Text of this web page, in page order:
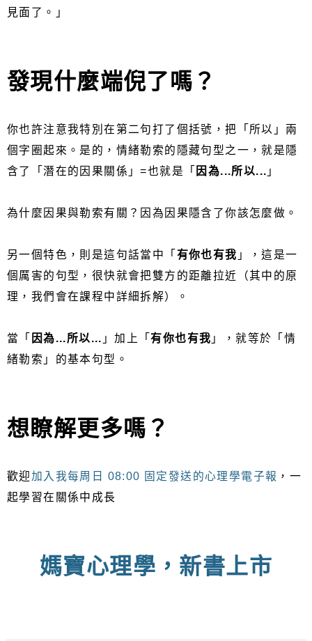
見面了。」
發現什麼端倪了嗎？
你也許注意我特別在第二句打了個括號，把「所以」兩
個字圈起來。是的，情緒勒索的隱藏句型之一，就是隱
含了「潛在的因果關係」=也就是「 因為...所以... 」
為什麼因果與勒索有關？因為因果隱含了你該怎麼做。
另一個特色，則是這句話當中「 有你也有我 」，這是一
個厲害的句型，很快就會把雙方的距離拉近（其中的原
理，我們會在課程中詳細拆解）。
當「 因為...所以... 」加上「有你也有我 」，就等於「情
緒勒索」的基本句型。
想瞭解更多嗎？
歡迎加入我每周日 08:00 固定發送的心理學電子報 ，一
起學習在關係中成長
媽寶心理學，新書上市